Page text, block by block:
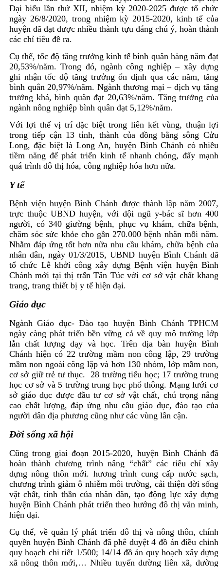
Đại biểu lần thứ XII, nhiệm kỳ 2020-2025 được tổ
ngày 26/8/2020, trong nhiệm kỳ 2015-2020, kinh tế
huyện đã đạt được nhiều thành tựu đáng chú ý, hoàn
các chỉ tiêu đề ra.
Cụ thể, tốc độ tăng trưởng kinh tế bình quân hàng năm
20,53%/năm. Trong đó, ngành công nghiệp – xây
ghi nhận tốc độ tăng trưởng ổn định qua các năm,
bình quân 20,97%/năm. Ngành thương mại – dịch vụ
trưởng khá, bình quân đạt 20,63%/năm. Tăng trưởng
ngành nông nghiệp bình quân đạt 5,12%/năm.
Với lợi thế vị trí đặc biệt trong liên kết vùng, thuận
trong tiếp cận 13 tỉnh, thành của đồng bằng sông
Long, đặc biệt là Long An, huyện Bình Chánh có
tiềm năng để phát triển kinh tế nhanh chóng, đẩy
quá trình đô thị hóa, công nghiệp hóa hơn nữa.
Y tế
Bệnh viện huyện Bình Chánh được thành lập năm
trực thuộc UBND huyện, với đội ngũ y-bác sĩ hơn
người, có 340 giường bệnh, phục vụ khám, chữa
chăm sóc sức khỏe cho gần 270.000 bệnh nhân mỗi
Nhằm đáp ứng tốt hơn nữa nhu cầu khám, chữa bệnh
nhân dân, ngày 01/3/2015, UBND huyện Bình Chánh
tổ chức Lễ khởi công xây dựng Bệnh viện huyện
Chánh mới tại thị trấn Tân Túc với cơ sở vật chất
trang, trang thiết bị y tế hiện đại.
Giáo dục
Ngành Giáo dục- Đào tạo huyện Bình Chánh
ngày càng phát triển bền vững cả về quy mô trường
lẫn chất lượng dạy và học. Trên địa bàn huyện
Chánh hiện có 22 trường mầm non công lập, 29
mầm non ngoài công lập và hơn 130 nhóm, lớp mầm
cơ sở giữ trẻ tư thục. 28 trường tiểu học; 17 trường
học cơ sở và 5 trường trung học phổ thông. Mạng lưới
sở giáo dục được đầu tư cơ sở vật chất, chú trọng
cao chất lượng, đáp ứng nhu cầu giáo dục, đào tạo
người dân địa phương cũng như các vùng lân cận.
Đời sống xã hội
Cũng trong giai đoạn 2015-2020, huyện Bình Chánh
hoàn thành chương trình nâng “chất” các tiêu chí
dựng nông thôn mới. hương trình cung cấp nước
chương trình giảm ô nhiễm môi trường, cải thiện đời
vật chất, tinh thần của nhân dân, tạo động lực xây
huyện Bình Chánh phát triển theo hướng đô thị văn
hiện đại.
Cụ thể, về quản lý phát triển đô thị và nông thôn,
quyền huyện Bình Chánh đã phê duyệt 4 đồ án điều
quy hoạch chi tiết 1/500; 14/14 đồ án quy hoạch xây
xã nông thôn mới,… Nhiều tuyến đường liên xã,